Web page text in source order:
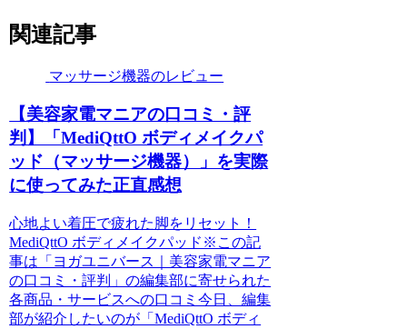
関連記事
マッサージ機器のレビュー
【美容家電マニアの口コミ・評
判】「MediQttO ボディメイクパ
ッド（マッサージ機器）」を実際
に使ってみた正直感想
心地よい着圧で疲れた脚をリセット！
MediQttO ボディメイクパッド※この記
事は「ヨガユニバース｜美容家電マニア
の口コミ・評判」の編集部に寄せられた
各商品・サービスへの口コミ今日、編集
部が紹介したいのが「MediQttO ボディ